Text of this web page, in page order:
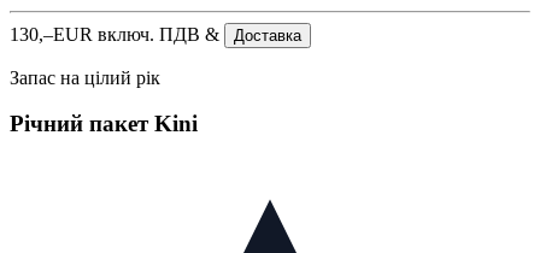
130,–EUR включ. ПДВ & Доставка
Запас на цілий рік
Річний пакет Kini